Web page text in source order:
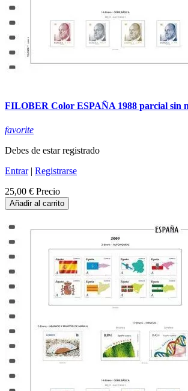
FILOBER Color ESPAÑA 1988 parcial sin
favorite
Debes de estar registrado
Entrar| Registrarse
25,00 € Precio
Añadir al carrito